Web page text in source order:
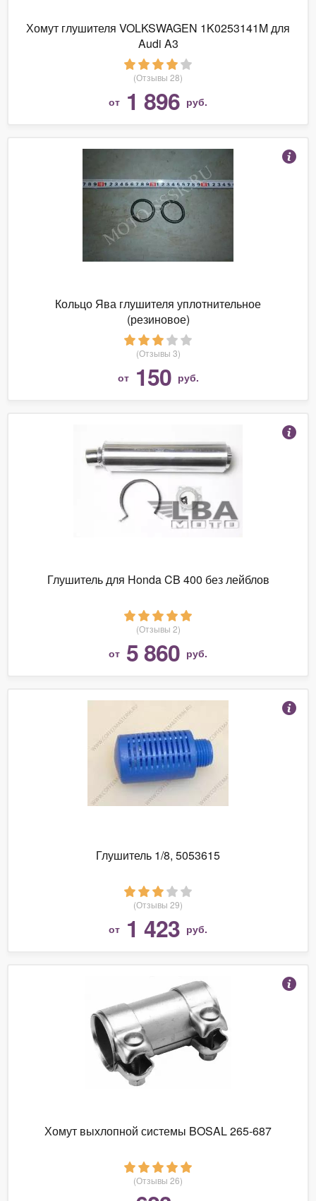
Хомут глушителя VOLKSWAGEN 1K0253141M для
Audi A3
(Отзывы 28)
от 1 896 руб.
Кольцо Ява глушителя уплотнительное
(резиновое)
(Отзывы 3)
от 150 руб.
Глушитель для Honda CB 400 без лейблов
(Отзывы 2)
от 5 860 руб.
Глушитель 1/8, 5053615
(Отзывы 29)
от 1 423 руб.
Хомут выхлопной системы BOSAL 265-687
(Отзывы 26)